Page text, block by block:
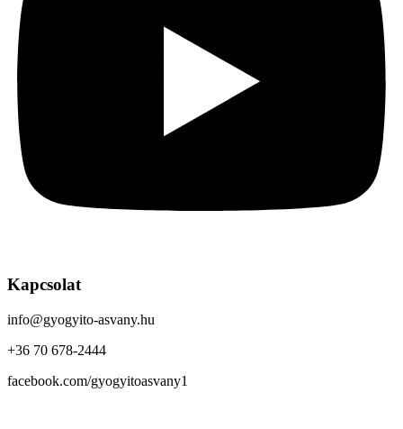
Kapcsolat
info@gyogyito-asvany.hu
+36 70 678-2444
facebook.com/gyogyitoasvany1